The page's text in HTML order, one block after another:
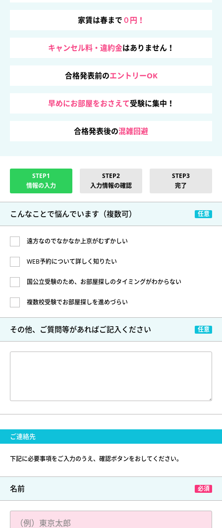
家賃は春まで ０円！
キャンセル料・違約金はありません！
合格発表前のエントリーOK
早めにお部屋をおさえて受験に集中！
合格発表後の混雑回避
STEP1
情報の入力
STEP2
入力情報の確認
STEP3
完了
こんなことで悩んでいます （複数可）
遠方なのでなかなか上京がむずかしい
WEB予約について詳しく知りたい
国公立受験のため、お部屋探しのタイミングがわからない
複数校受験でお部屋探しを進めづらい
その他、ご質問等があればご記入ください
ご連絡先
下記に必要事項をご入力のうえ、確認ボタンをおしてください。
名前